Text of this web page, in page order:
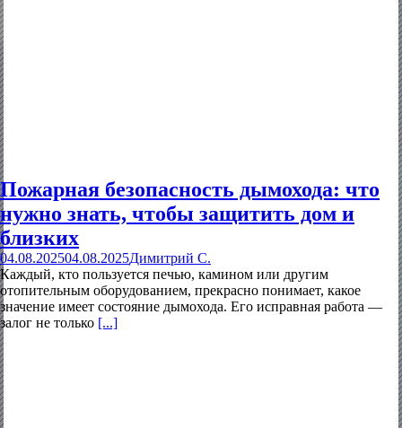
Пожарная безопасность дымохода: что
нужно знать, чтобы защитить дом и
близких
04.08.202504.08.2025Димитрий С.
Каждый, кто пользуется печью, камином или другим
отопительным оборудованием, прекрасно понимает, какое
значение имеет состояние дымохода. Его исправная работа —
залог не только [...]